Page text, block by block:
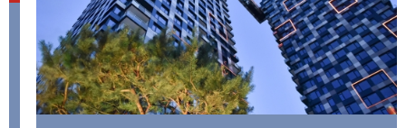
в Україні